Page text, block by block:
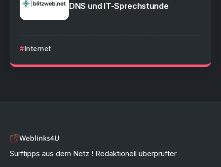
DNS und IT-Sprechstunde
Internet
Surftipps aus dem Netz ! Redaktionell überprüfter